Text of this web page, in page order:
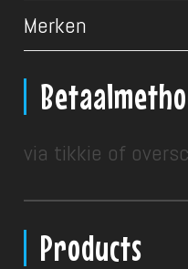
Merken
via tikkie of
Products